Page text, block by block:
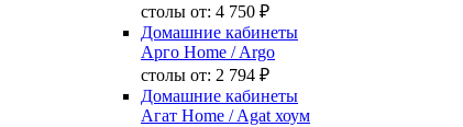
столы от: 4 750 ₽
Домашние кабинеты
Арго Home / Argo
столы от: 2 794 ₽
Домашние кабинеты
Агат Home / Agat хоум